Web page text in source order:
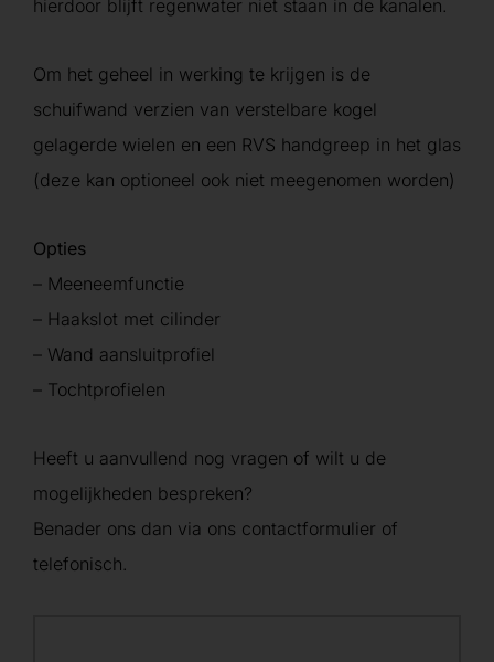
hierdoor blijft regenwater niet staan in de kanalen.
Om het geheel in werking te krijgen is de
schuifwand verzien van verstelbare kogel
gelagerde wielen en een RVS handgreep in het glas
(deze kan optioneel ook niet meegenomen worden)
Opties
– Meeneemfunctie
– Haakslot met cilinder
– Wand aansluitprofiel
– Tochtprofielen
Heeft u aanvullend nog vragen of wilt u de
mogelijkheden bespreken?
Benader ons dan via ons contactformulier of
telefonisch.